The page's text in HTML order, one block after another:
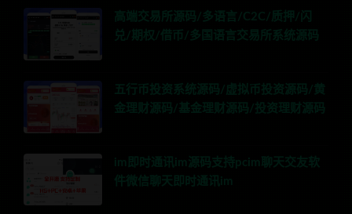
高端交易所源码/多语言/C2C/质押/闪
兑/期权/借币/多国语言交易所系统源码
五行币投资系统源码/虚拟币投资源码/黄
金理财源码/基金理财源码/投资理财源码
im即时通讯im源码支持pcim聊天交友软
件微信聊天即时通讯im